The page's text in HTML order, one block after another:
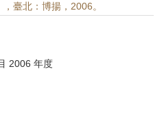
臺北：博揚，2006。
2006 年度